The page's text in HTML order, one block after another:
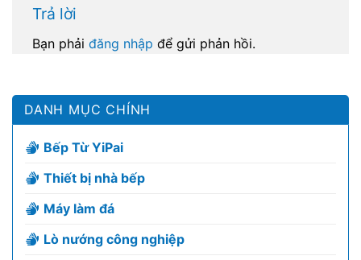
Trả lời
Bạn phải đăng nhập để gửi phản hồi.
DANH MỤC CHÍNH
Bếp Từ YiPai
Thiết bị nhà bếp
Máy làm đá
Lò nướng công nghiệp